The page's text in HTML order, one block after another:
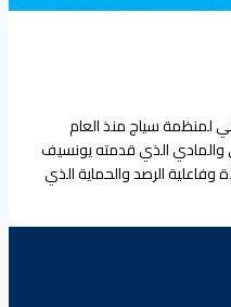
لمنظمة سياج منذ العام
والمادي الذي قدمته يونسيف
وفاعلية الرصد والحماية الذي
هذه الشراكة والتي بدأت